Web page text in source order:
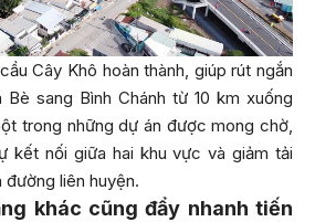
Cây Khô hoàn thành, giúp rút ngắn
sang Bình Chánh từ 10 km xuống
trong những dự án được mong chờ,
kết nối giữa hai khu vực và giảm tải
liên huyện.
khác cũng đẩy nhanh tiến